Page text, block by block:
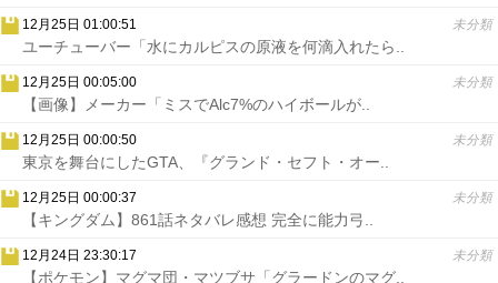
12月25日 01:00:51 未分類
ユーチューバー「水にカルピスの原液を何滴入れたら..
12月25日 00:05:00 未分類
【画像】メーカー「ミスでAlc7%のハイボールが..
12月25日 00:00:50 未分類
東京を舞台にしたGTA、『グランド・セフト・オー..
12月25日 00:00:37 未分類
【キングダム】861話ネタバレ感想 完全に能力弓..
12月24日 23:30:17 未分類
【ポケモン】マグマ団・マツブサ「グラードンのマグ..